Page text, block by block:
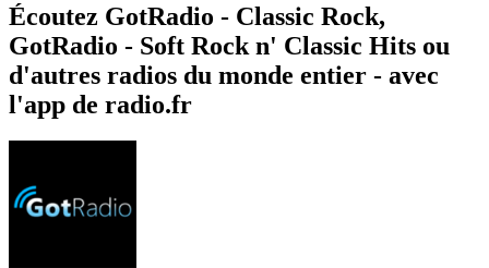
Écoutez GotRadio - Classic Rock,
GotRadio - Soft Rock n' Classic Hits ou
d'autres radios du monde entier - avec
l'app de radio.fr